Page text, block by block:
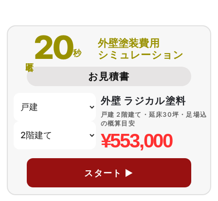
20秒
外壁塗装費用
シミュレーション
お見積書
外壁 ラジカル塗料
戸建 2階建て・延床30坪・足場込
の概算目安
¥553,000
スタート ▶